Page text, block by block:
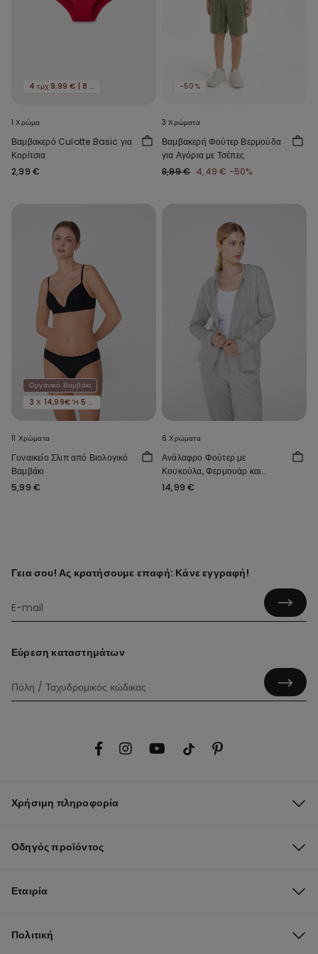
4 τμχ 9,99 € | 8 τμχ 16,99 €
1 Χρώμα
Βαμβακερό Culotte Basic για
Κορίτσια
2,99 €
-50%
3 Χρώματα
Βαμβακερή Φούτερ Βερμούδα
για Αγόρια με Τσέπες
8,99 € 4,49 € -50%
Οργανικό Βαμβάκι
3 Χ 14,99€ Ή 5 Χ 22,99€
11 Χρώματα
Γυναικείο Σλιπ από Βιολογικό
Βαμβάκι
5,99 €
6 Χρώματα
Ανάλαφρο Φούτερ με
Κουκούλα, Φερμουάρ και
Κορδόνι
14,99 €
Γεια σου! Ας κρατήσουμε επαφή: Κάνε εγγραφή!
Εύρεση καταστημάτων
Χρήσιμη πληροφορία
Οδηγός προϊόντος
Εταιρία
Πολιτική